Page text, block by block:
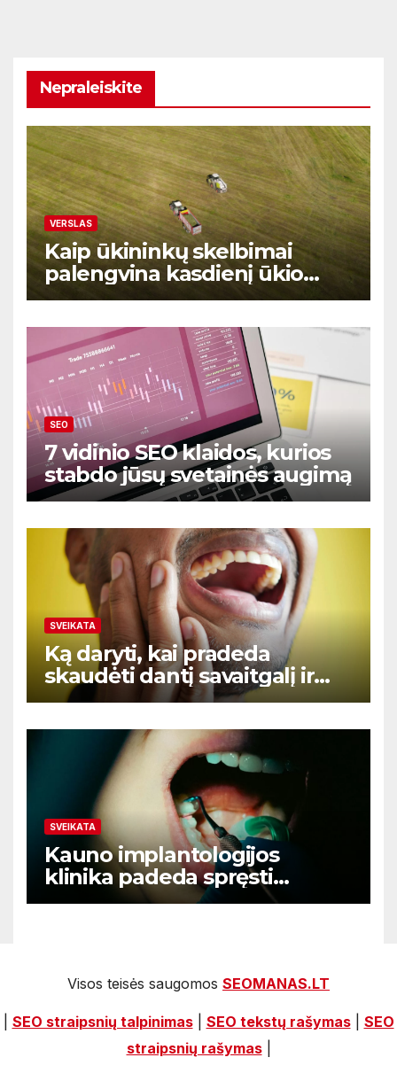
Nepraleiskite
VERSLAS
Kaip ūkininkų skelbimai
palengvina kasdienį ūkio
prekių ir paslaugų valdymą
SEO
7 vidinio SEO klaidos, kurios
stabdo jūsų svetainės augimą
SVEIKATA
Ką daryti, kai pradeda
skaudėti dantį savaitgalį ir
nėra aišku kur kreiptis
SVEIKATA
Kauno implantologijos
klinika padeda spręsti
dantenų problemas kol jos
Visos teisės saugomos SEOMANAS.LT
SEO straipsnių talpinimas| SEO tekstų rašymas| SEO
straipsnių rašymas|